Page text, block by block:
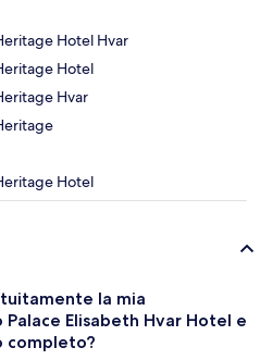
Hotel Hvar
Hotel
Hvar
Hotel
la mia
Elisabeth Hvar Hotel e
completo?